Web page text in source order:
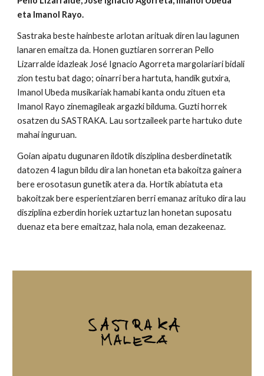
eta Imanol Rayo.
Sastraka beste hainbeste arlotan arituak diren lau lagunen
lanaren emaitza da. Honen guztiaren sorreran Pello
Lizarralde idazleak José Ignacio Agorreta margolariari bidali
zion testu bat dago; oinarri bera hartuta, handik gutxira,
Imanol Ubeda musikariak hamabi kanta ondu zituen eta
Imanol Rayo zinemagileak argazki bilduma. Guzti horrek
osatzen du SASTRAKA. Lau sortzaileek parte hartuko dute
mahai inguruan.
Goian aipatu dugunaren ildotik disziplina desberdinetatik
datozen 4 lagun bildu dira lan honetan eta bakoitza gainera
bere erosotasun gunetik atera da. Hortik abiatuta eta
bakoitzak bere esperientziaren berri emanaz arituko dira lau
disziplina ezberdin horiek uztartuz lan honetan suposatu
duenaz eta bere emaitzaz, hala nola, eman dezakeenaz.